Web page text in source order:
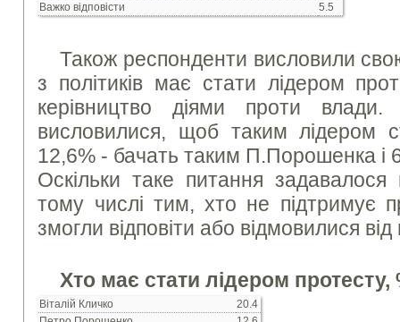
Важко відповісти
5.5
Також респонденти висловили
з політиків має стати лідером
керівництво діями проти
висловилися, щоб таким лідером
12,6% - бачать таким П.Порошенка і
Оскільки таке питання
тому числі тим, хто не підтримує
змогли відповіти або відмовилися від
Хто має стати лідером протесту,
Віталій Кличко
20.4